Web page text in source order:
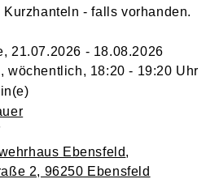
- falls vorhanden.
21.07.2026 - 18.08.2026
wöchentlich, 18:20 - 19:20 Uhr
Ebensfeld,
2, 96250 Ebensfeld